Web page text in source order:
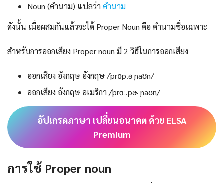
Noun (คำนาม) แปลว่า คำนาม
ดังนั้น เมื่อผสมกันแล้วจะได้ Proper Noun คือ คำนามชื่อเฉพาะ
สำหรับการออกเสียง Proper noun มี 2 วิธีในการออกเสียง
ออกเสียง อังกฤษ อังกฤษ /ˈprɒp.ə ˌnaʊn/
ออกเสียง อังกฤษ อเมริกา /ˈprɑː.pɚ ˌnaʊn/
อัปเกรดภาษา เปลี่ยนอนาคต ด้วย ELSA
Premium
การใช้ Proper noun